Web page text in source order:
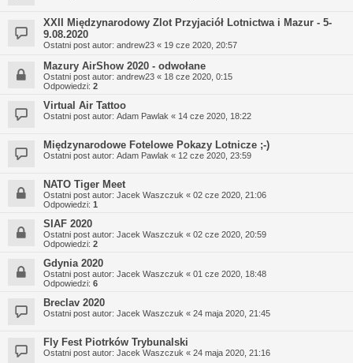
XXII Międzynarodowy Zlot Przyjaciół Lotnictwa i Mazur - 5-
9.08.2020
Ostatni post autor: andrew23 « 19 cze 2020, 20:57
Mazury AirShow 2020 - odwołane
Ostatni post autor: andrew23 « 18 cze 2020, 0:15
Odpowiedzi: 2
Virtual Air Tattoo
Ostatni post autor: Adam Pawlak « 14 cze 2020, 18:22
Międzynarodowe Fotelowe Pokazy Lotnicze ;-)
Ostatni post autor: Adam Pawlak « 12 cze 2020, 23:59
NATO Tiger Meet
Ostatni post autor: Jacek Waszczuk « 02 cze 2020, 21:06
Odpowiedzi: 1
SIAF 2020
Ostatni post autor: Jacek Waszczuk « 02 cze 2020, 20:59
Odpowiedzi: 2
Gdynia 2020
Ostatni post autor: Jacek Waszczuk « 01 cze 2020, 18:48
Odpowiedzi: 6
Breclav 2020
Ostatni post autor: Jacek Waszczuk « 24 maja 2020, 21:45
Fly Fest Piotrków Trybunalski
Ostatni post autor: Jacek Waszczuk « 24 maja 2020, 21:16